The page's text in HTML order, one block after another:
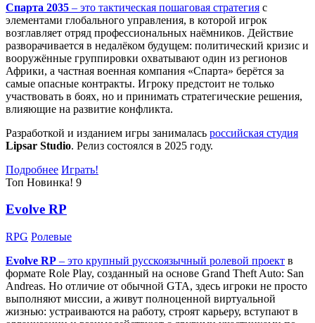
Спарта 2035 – это тактическая пошаговая стратегия с
элементами глобального управления, в которой игрок
возглавляет отряд профессиональных наёмников. Действие
разворачивается в недалёком будущем: политический кризис и
вооружённые группировки охватывают один из регионов
Африки, а частная военная компания «Спарта» берётся за
самые опасные контракты. Игроку предстоит не только
участвовать в боях, но и принимать стратегические решения,
влияющие на развитие конфликта.
Разработкой и изданием игры занималась российская студия
Lipsar Studio. Релиз состоялся в 2025 году.
Подробнее Играть!
Топ Новинка! 9
Evolve RP
RPG Ролевые
Evolve RP – это крупный русскоязычный ролевой проект в
формате Role Play, созданный на основе Grand Theft Auto: San
Andreas. Но отличие от обычной GTA, здесь игроки не просто
выполняют миссии, а живут полноценной виртуальной
жизнью: устраиваются на работу, строят карьеру, вступают в